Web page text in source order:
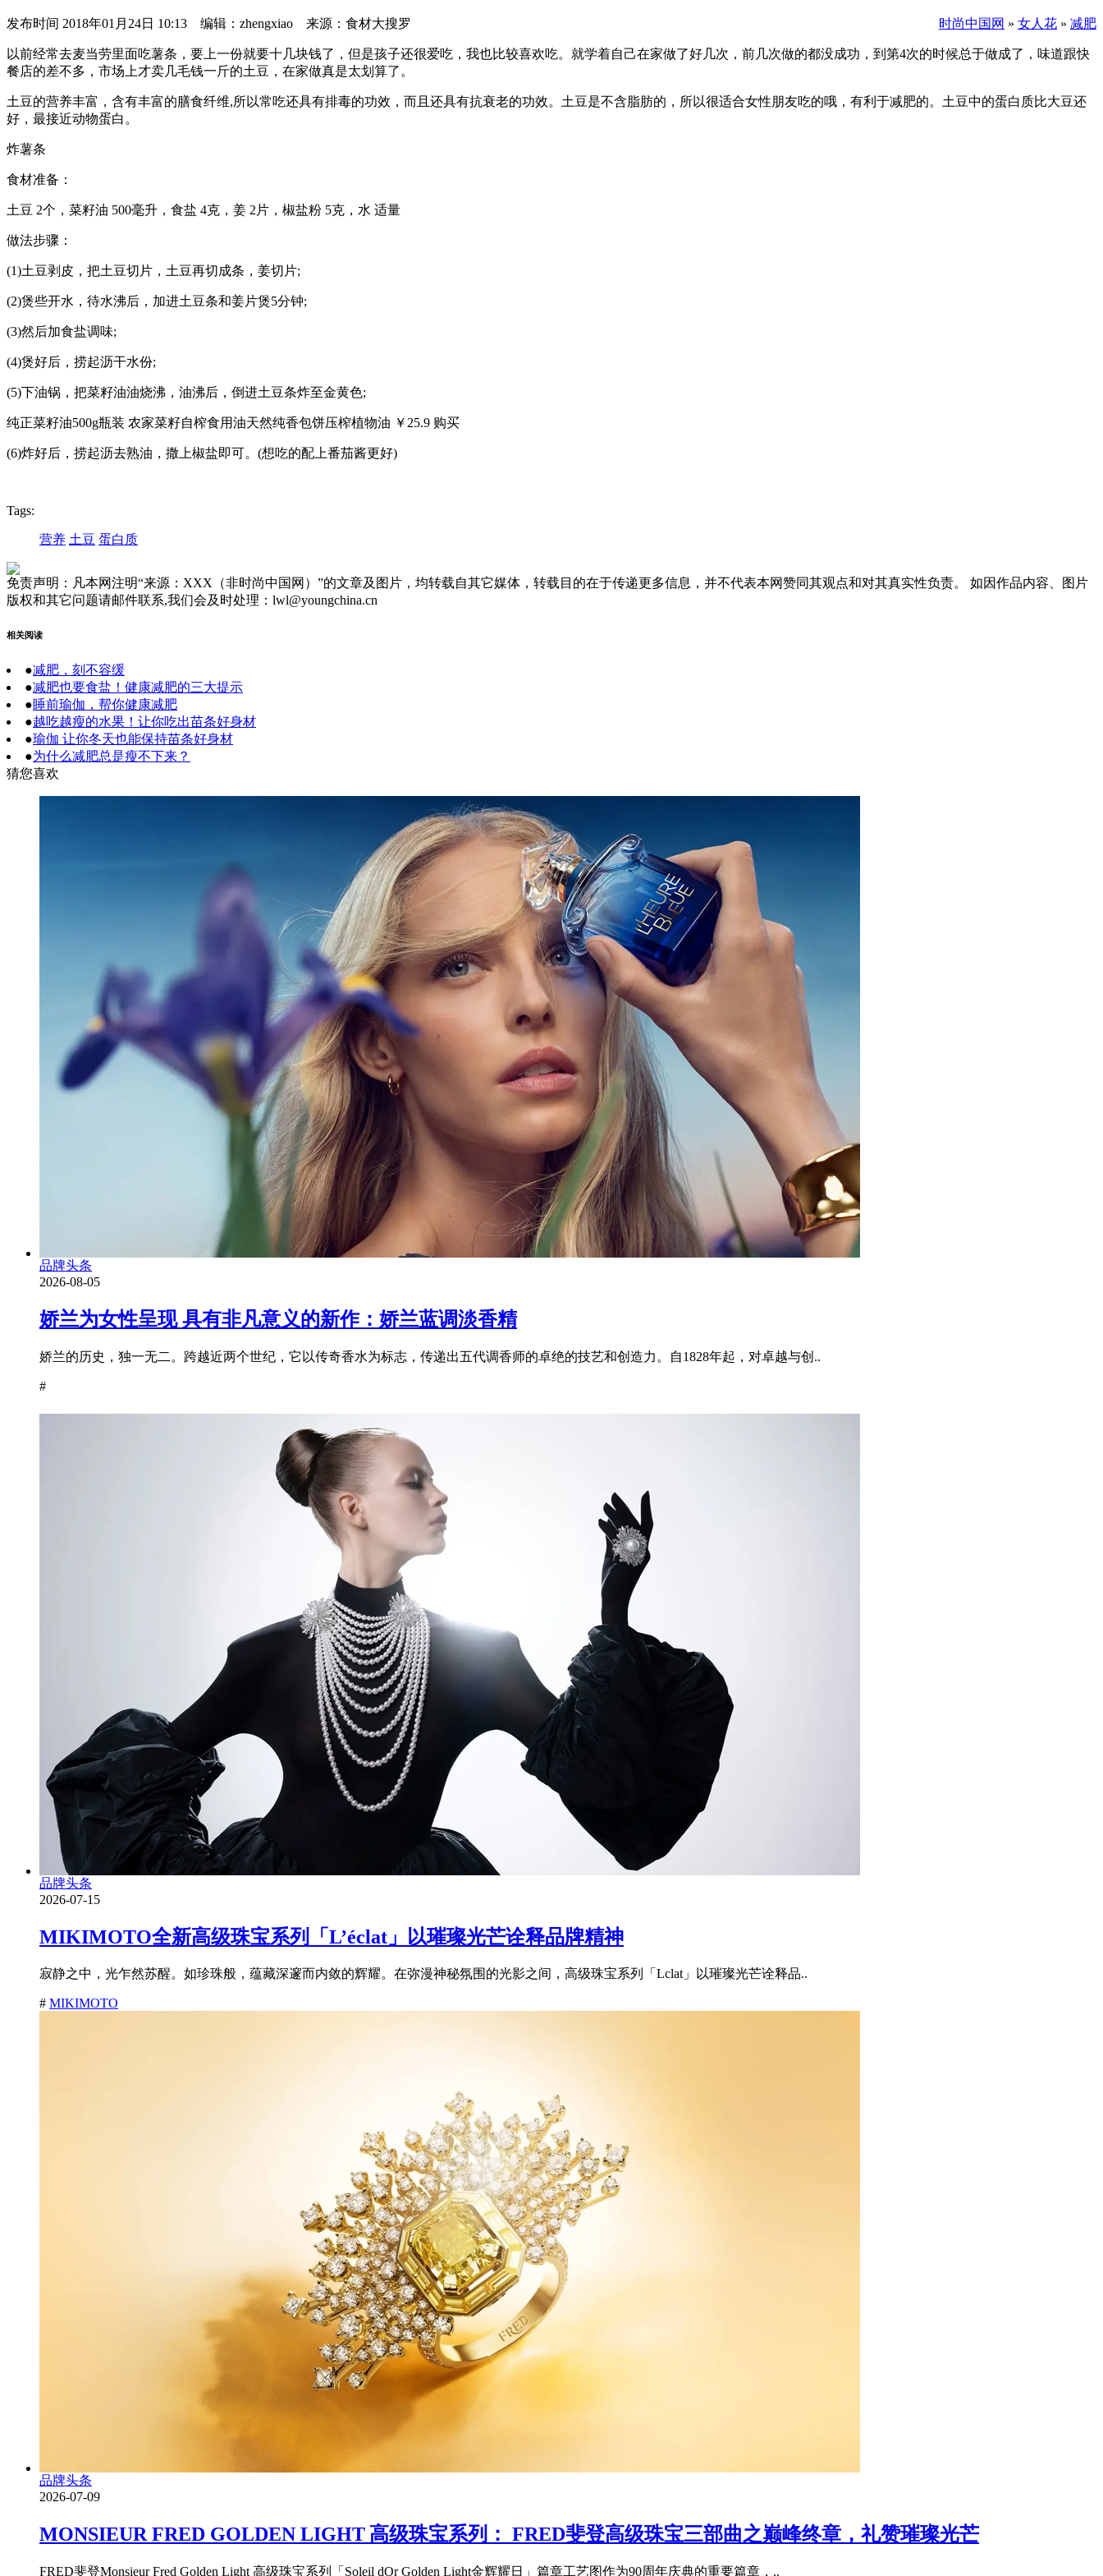
发布时间 2018年01月24日 10:13 编辑：zhengxiao 来源：食材大搜罗 时尚中国网 » 女人花 » 减肥
以前经常去麦当劳里面吃薯条，要上一份就要十几块钱了，但是孩子还很爱吃，我也比较喜欢吃。就学着自己在家做了好几次，前几次做的都没成功，到第4次的时候总于做成了，味道跟快
餐店的差不多，市场上才卖几毛钱一斤的土豆，在家做真是太划算了。
土豆的营养丰富，含有丰富的膳食纤维,所以常吃还具有排毒的功效，而且还具有抗衰老的功效。土豆是不含脂肪的，所以很适合女性朋友吃的哦，有利于减肥的。土豆中的蛋白质比大豆还
好，最接近动物蛋白。
炸薯条
食材准备：
土豆 2个，菜籽油 500毫升，食盐 4克，姜 2片，椒盐粉 5克，水 适量
做法步骤：
(1)土豆剥皮，把土豆切片，土豆再切成条，姜切片;
(2)煲些开水，待水沸后，加进土豆条和姜片煲5分钟;
(3)然后加食盐调味;
(4)煲好后，捞起沥干水份;
(5)下油锅，把菜籽油油烧沸，油沸后，倒进土豆条炸至金黄色;
纯正菜籽油500g瓶装 农家菜籽自榨食用油天然纯香包饼压榨植物油 ￥25.9 购买
(6)炸好后，捞起沥去熟油，撒上椒盐即可。(想吃的配上番茄酱更好)
Tags:
营养 土豆 蛋白质
免责声明：凡本网注明“来源：XXX（非时尚中国网）”的文章及图片，均转载自其它媒体，转载目的在于传递更多信息，并不代表本网赞同其观点和对其真实性负责。 如因作品内容、图片
版权和其它问题请邮件联系,我们会及时处理：lwl@youngchina.cn
相关阅读
●减肥，刻不容缓
●减肥也要食盐！健康减肥的三大提示
●睡前瑜伽，帮你健康减肥
●越吃越瘦的水果！让你吃出苗条好身材
●瑜伽 让你冬天也能保持苗条好身材
●为什么减肥总是瘦不下来？
猜您喜欢
品牌头条
2026-08-05
娇兰为女性呈现 具有非凡意义的新作：娇兰蓝调淡香精
娇兰的历史，独一无二。跨越近两个世纪，它以传奇香水为标志，传递出五代调香师的卓绝的技艺和创造力。自1828年起，对卓越与创..
#
品牌头条
2026-07-15
MIKIMOTO全新高级珠宝系列「L’éclat」以璀璨光芒诠释品牌精神
寂静之中，光乍然苏醒。如珍珠般，蕴藏深邃而内敛的辉耀。在弥漫神秘氛围的光影之间，高级珠宝系列「Lclat」以璀璨光芒诠释品..
# MIKIMOTO
品牌头条
2026-07-09
MONSIEUR FRED GOLDEN LIGHT 高级珠宝系列： FRED斐登高级珠宝三部曲之巅峰终章，礼赞璀璨光芒
FRED斐登Monsieur Fred Golden Light 高级珠宝系列「Soleil dOr Golden Light金辉耀日」篇章工艺图作为90周年庆典的重要篇章，..